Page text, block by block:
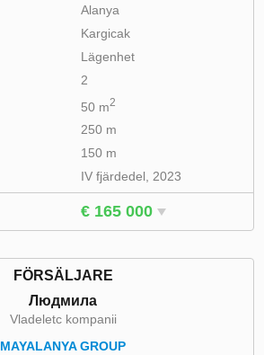
Alanya
Kargicak
Lägenhet
2
50 m2
250 m
150 m
IV fjärdedel, 2023
€ 165 000
FÖRSÄLJARE
Людмила
Vladeletc kompanii
MAYALANYA GROUP